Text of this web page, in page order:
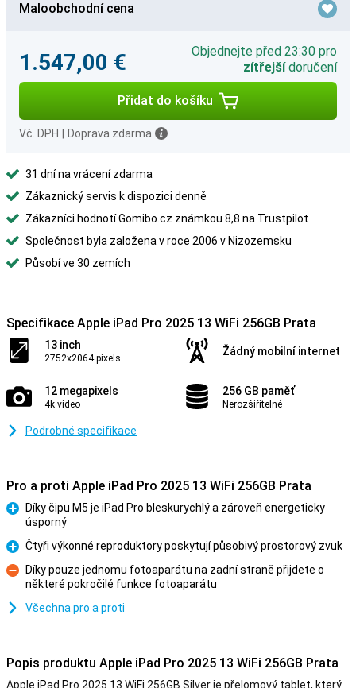
Maloobchodní cena
1.547,00 €
Objednejte před 23:30 pro
zítřejšídoručení
Přidat do košíku
Vč. DPH Doprava zdarma
31 dní na vrácení zdarma
Zákaznický servis k dispozici denně
Zákazníci hodnotí Gomibo.cz známkou 8,8 na Trustpilot
Společnost byla založena v roce 2006 v Nizozemsku
Působí ve 30 zemích
Specifikace Apple iPad Pro 2025 13 WiFi 256GB Prata
13 inch
2752x2064 pixels
Žádný mobilní internet
12 megapixels
4k video
256 GB paměť
Nerozšiřitelné
Podrobné specifikace
Pro a proti Apple iPad Pro 2025 13 WiFi 256GB Prata
Díky čipu M5 je iPad Pro bleskurychlý a zároveň energeticky
úsporný
Pro
Čtyři výkonné reproduktory poskytují působivý prostorový zvuk
Proti
Díky pouze jednomu fotoaparátu na zadní straně přijdete o
některé pokročilé funkce fotoaparátu
Všechna pro a proti
Popis produktu Apple iPad Pro 2025 13 WiFi 256GB Prata
Apple iPad Pro 2025 13 WiFi 256GB Silver je přelomový tablet, který